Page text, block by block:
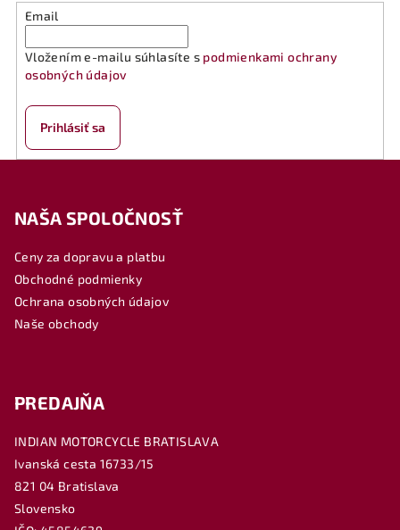
Email
Vložením e-mailu súhlasíte s podmienkami ochrany
osobných údajov
Prihlásiť sa
NAŠA SPOLOČNOSŤ
Ceny za dopravu a platbu
Obchodné podmienky
Ochrana osobných údajov
Naše obchody
PREDAJŇA
INDIAN MOTORCYCLE BRATISLAVA
Ivanská cesta 16733/15
821 04 Bratislava
Slovensko